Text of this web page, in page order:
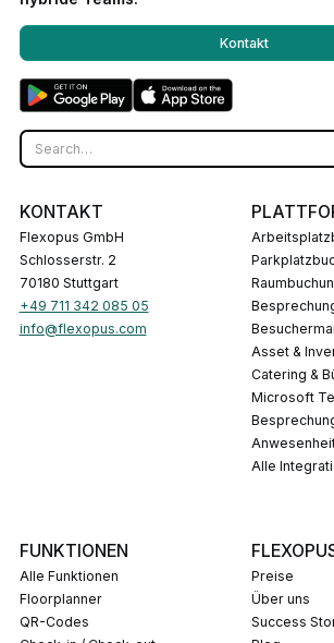
Kontakt
KONTAKT
Flexopus GmbH
Schlosserstr. 2
70180 Stuttgart
+49 711 342 085 05
info@flexopus.com
Asset &
Catering &
Microsoft
Alle
FUNKTIONEN
Alle Funktionen
Floorplanner
QR-Codes
Preise
Über uns
Success